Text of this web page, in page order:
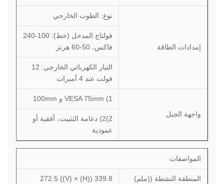
إمدادات الطاقة
نوع: الطوب الخارجي
فولتاج المدخل (خط): 100-240
فاكس، 50-60 هرتز
التيار الكهربائي الخارجي: 12
فولت عند 4 آمبرات
واجهة الجبل
1) VESA 75mm و 100mm
2)2) دعامة التثبيت، أفقية أو
عمودية
المواصفات
المنطقة النشطة ((ملم) 339.8 ((H) × 272.5 ((V)